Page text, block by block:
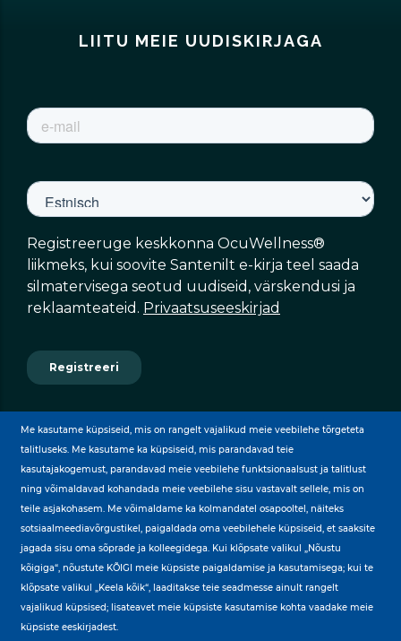
Me kasutame küpsiseid, mis on rangelt vajalikud meie veebilehe tõrgeteta
talitluseks. Me kasutame ka küpsiseid, mis parandavad teie
kasutajakogemust, parandavad meie veebilehe funktsionaalsust ja talitlust
ning võimaldavad kohandada meie veebilehe sisu vastavalt sellele, mis on
teile asjakohasem. Me võimaldame ka kolmandatel osapooltel, näiteks
sotsiaalmeediavõrgustikel, paigaldada oma veebilehele küpsiseid, et saaksite
jagada sisu oma sõprade ja kolleegidega. Kui klõpsate valikul „Nõustu
kõigiga“, nõustute KÕIGI meie küpsiste paigaldamise ja kasutamisega; kui te
klõpsate valikul „Keela kõik“, laaditakse teie seadmesse ainult rangelt
vajalikud küpsised; lisateavet meie küpsiste kasutamise kohta vaadake meie
küpsiste eeskirjadest.
LIITU MEIE UUDISKIRJAGA
BY